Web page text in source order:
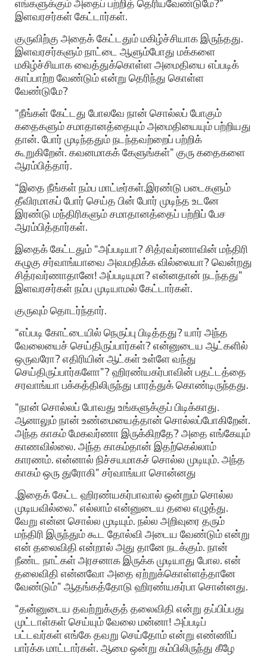
எங்களுக்கும் அதைப் பற்றித் தெரியவேண்டுமே?”
இளவரசர்கள் கேட்டார்கள்.
குருவிற்கு அதைக் கேட்டதும் மகிழ்ச்சியாக இருந்தது.
இளவரசர்களும் நாட்டை ஆளும்போது மக்களை
மகிழ்ச்சியாக வைத்துக்கொள்ள அமைதியை எப்படிக்
காப்பாற்ற வேண்டும் என்று தெரிந்து கொள்ள
வேண்டுமே?
“நீங்கள் கேட்டது போலவே நான் சொல்லப் போகும்
கதைகளும் சமாதானத்தையும் அமைதியையும் பற்றியது
தான். போர் முடிந்ததும் நடந்தவற்றைப் பற்றிக்
கூறுகிறேன். கவனமாகக் கேளுங்கள்” குரு கதைகளை
ஆரம்பித்தார்.
“இதை நீங்கள் நம்ப மாட்டீர்கள்.இரண்டு படைகளும்
தீவிரமாகப் போர் செய்த பின் போர் முடிந்த உடனே
இரண்டு மந்திரிகளும் சமாதானத்தைப் பற்றிப் பேச
ஆரம்பித்தார்கள்.
இதைக் கேட்டதும் “அப்படியா? சித்ரவர்ணாவின் மந்திரி
கழுகு சர்வாங்யாவை அவமதிக்க வில்லையா? வென்றது
சித்ரவர்ணாதானே! அப்படியுமா? என்னதான் நடந்தது”
இளவரசர்கள் நம்ப முடியாமல் கேட்டார்கள்.
குருவும் தொடர்ந்தார்.
“எப்படி கோட்டையில் நெருப்பு பிடித்தது? யார் அந்த
வேலையைச் செய்திருப்பார்கள்? என்னுடைய ஆட்களில்
ஒருவரோ? எதிரியின் ஆட்கள் உள்ளே வந்து
செய்திருப்பார்களோ”? ஹிரண்யகர்பாவின் பதட்டத்தை
சரவாங்யா பக்கத்திலிருந்து பாரத்துக் கொண்டிருந்தது.
“நான் சொல்லப் போவது உங்களுக்குப் பிடிக்காது.
ஆனாலும் நான் உண்மையைத்தான் சொல்லப்போகிறேன்.
அந்த காகம் மேகவர்ணா இருக்கிறதே? அதை எங்கேயும்
காணவில்லை. அந்த காகம்தான் இதற்கெல்லாம்
காரணம். என்னால் நிச்சயமாகச் சொல்ல முடியும். அந்த
காகம் ஒரு துரோகி” சர்வாங்யா சொன்னது
.இதைக் கேட்ட ஹிரண்யகர்பாவால் ஒன்றும் சொல்ல
முடியவில்லை.” எல்லாம் என்னுடைய தலை எழுத்து.
வேறு என்ன சொல்ல முடியும். நல்ல அறிவுரை தரும்
மந்திரி இருந்தும் கூட தோல்வி அடைய வேண்டும் என்று
என் தலைவிதி என்றால் அது தானே நடக்கும். நான்
நீண்ட நாட்கள் அரசனாக இருக்க முடியாது போல. என்
தலைவிதி என்னவோ அதை ஏற்றுக்கொள்ளத்தானே
வேண்டும்” ஆதங்கத்தோடு ஹிரண்யகர்பா சொன்னது.
“தன்னுடைய தவற்றுக்குத் தலைவிதி என்று தப்பிப்பது
முட்டாள்கள் செய்யும் வேலை மன்னா! அப்படிப்
பட்டவர்கள் எங்கே தவறு செய்தோம் என்று எண்ணிப்
பார்க்க மாட்டார்கள். ஆமை ஒன்று கம்பிலிருந்து கீழே